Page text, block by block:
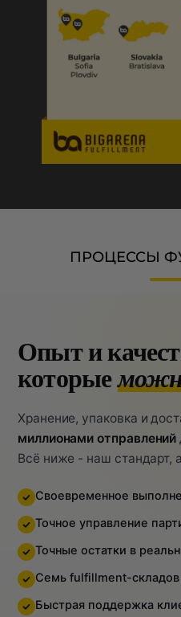
ПРОЦЕССЫ
Опыт и
которые
Хранение, упаковка и
миллионами отправлений
Всё ниже - наш стандарт,
Своевременное
Точное управление
Точные остатки в
Семь fulfillment-складов
Быстрая поддержка